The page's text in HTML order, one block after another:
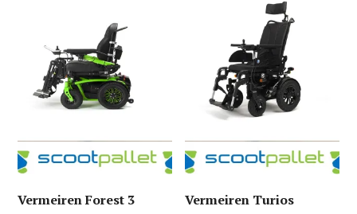
Vermeiren Forest 3 Vermeiren Turios